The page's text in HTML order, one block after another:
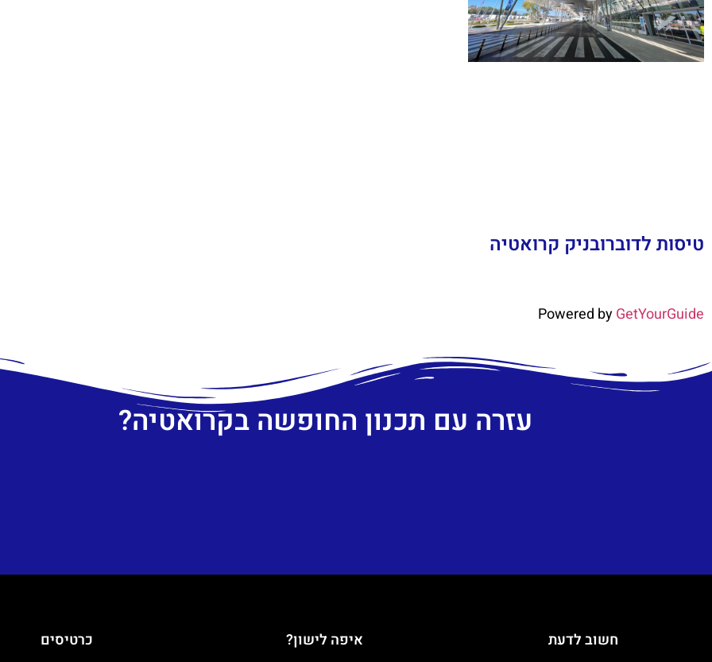
טיסות לדוברובניק קרואטיה
Powered byGetYourGuide
עזרה עם תכנון החופשה בקרואטיה?
חשוב לדעת
איפה לישון?
כרטיסים